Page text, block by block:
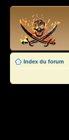
Index du forum